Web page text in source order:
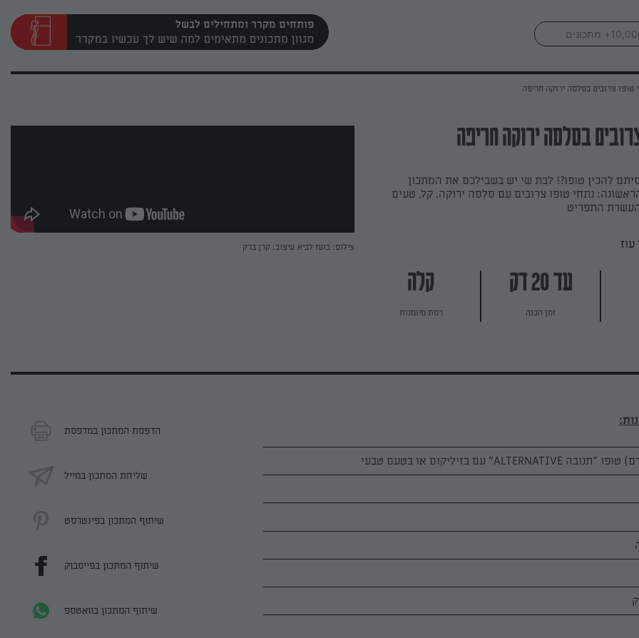
פותחים מקרר ומתחילים לבשל
טופו צרובים בסלסה ירוקה חריפה
בסלסה ירוקה חריפה
להכין טופו?! לבת שי יש בשבילכם את המתכון
נתחי טופו צרובים עם סלסה ירוקה. קל, טעים
התפריט
עד 20 דק
זמן הכנה
קלה
רמת מיומנות
צילום: בועז לביא עיצוב: קרן ברק
הדפסת המתכון במדפסת
שליחת המתכון במייל
שיתוף המתכון בפינטרסט
שיתוף המתכון בפייסבוק
שיתוף המתכון בוואטספ